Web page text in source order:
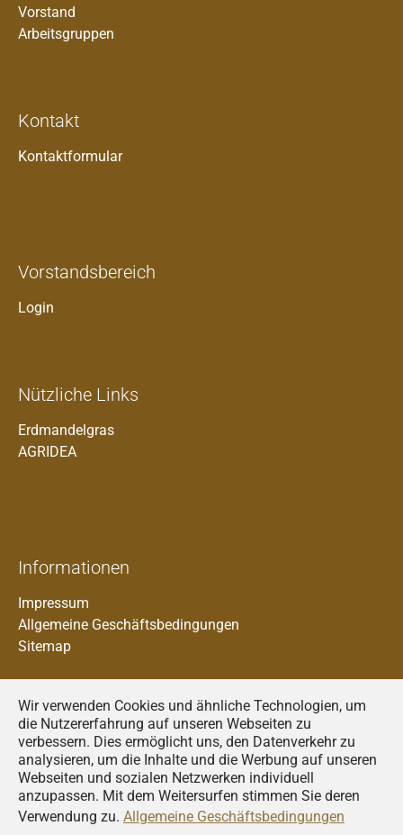
Wir verwenden Cookies und ähnliche Technologien, um
die Nutzererfahrung auf unseren Webseiten zu
verbessern. Dies ermöglicht uns, den Datenverkehr zu
analysieren, um die Inhalte und die Werbung auf unseren
Webseiten und sozialen Netzwerken individuell
anzupassen. Mit dem Weitersurfen stimmen Sie deren
Verwendung zu. Allgemeine Geschäftsbedingungen
Vorstand
Arbeitsgruppen
Kontakt
Kontaktformular
Vorstandsbereich
Login
Nützliche Links
Erdmandelgras
AGRIDEA
Informationen
Impressum
Allgemeine Geschäftsbedingungen
Sitemap
Francais
Deutsch
Italiano